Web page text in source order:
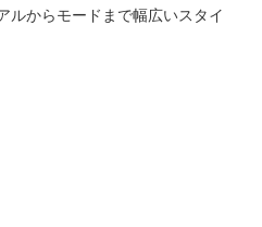
ルからモードまで幅広いスタイ